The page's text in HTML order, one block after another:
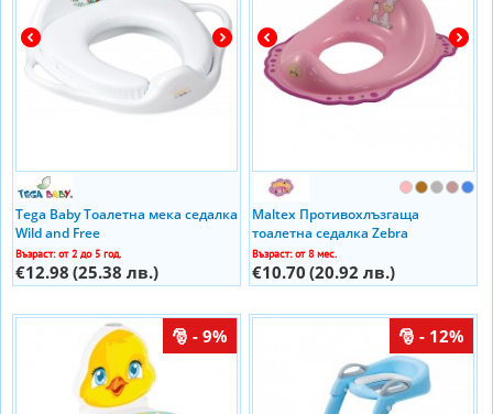
Tega Baby Тоалетна мека седалка
Wild and Free
Възраст: от 2 до 5 год.
€12.98 (25.38 лв.)
Maltex Противохлъзгаща
тоалетна седалка Zebra
Възраст: от 8 мес.
€10.70 (20.92 лв.)
- 9% - 12%